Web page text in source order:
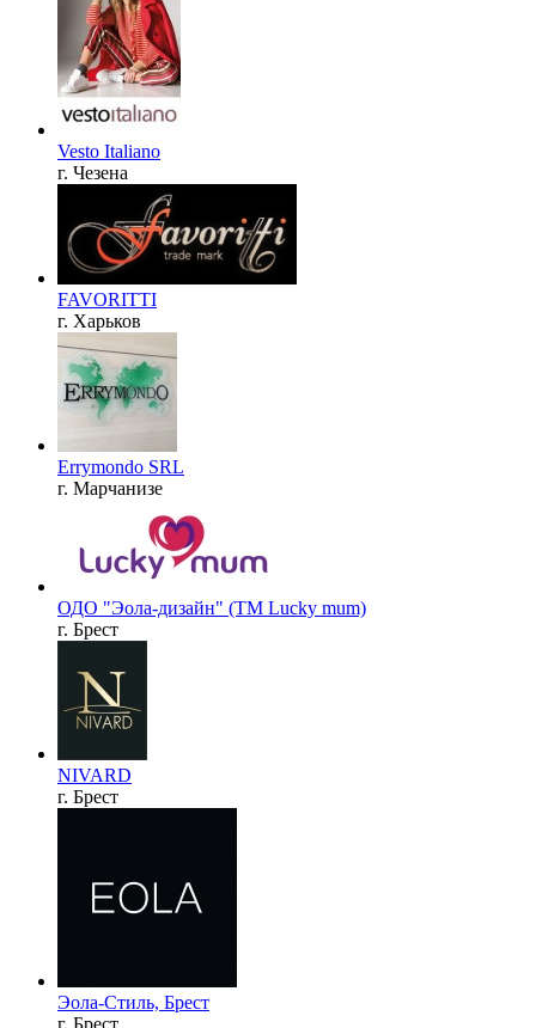
Vesto Italiano
г. Чезена
FAVORITTI
г. Харьков
Errymondo SRL
г. Марчанизе
ОДО "Эола-дизайн" (ТМ Lucky mum)
г. Брест
NIVARD
г. Брест
Эола-Стиль, Брест
г. Брест